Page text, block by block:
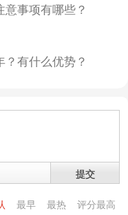
事项有哪些？
有什么优势？
提交
最早 最热 评分最高